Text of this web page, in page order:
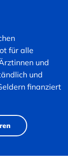
für alle
und
und
finanziert